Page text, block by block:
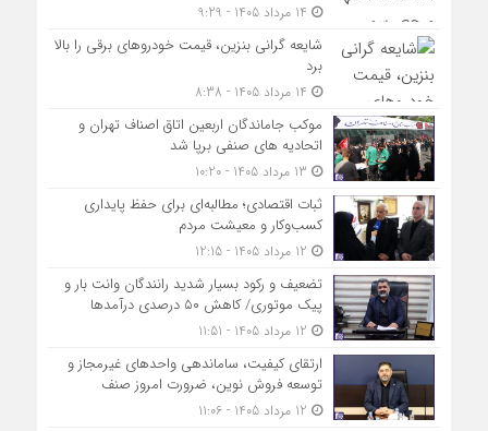
شایعه گرانی بنزین، قیمت خودروهای برقی را بالا
برد
موکب جاماندگان اربعین اتاق اصناف تهران و
اتحادیه های صنفی برپا شد
ثبات اقتصادی؛ مطالبه‌ای برای حفظ پایداری
کسب‌وکار و معیشت مردم
تضعیف و رکود بسیار شدید رانندگان وانت بار و
پیک موتوری/ کاهش ۵۰ درصدی درآمدها
ارتقای کیفیت، ساماندهی واحدهای غیرمجاز و
توسعه فروش نوین، ضرورت امروز صنف